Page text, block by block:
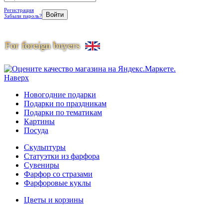
Регистрация
Забыли пароль?
Наверх
Новогодние подарки
Подарки по праздникам
Подарки по тематикам
Картины
Посуда
Скульптуры
Статуэтки из фарфора
Сувениры
Фарфор со стразами
Фарфоровые куклы
Цветы и корзины